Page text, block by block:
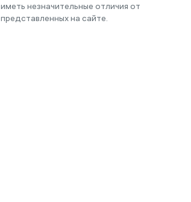
иметь незначительные отличия от
представленных на сайте.